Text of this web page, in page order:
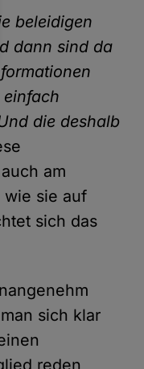
beleidigen
dann sind da
die deshalb
am
wie sie auf
sich das
sich klar